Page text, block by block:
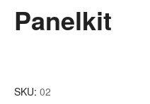
Panelkit
SKU: 02